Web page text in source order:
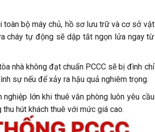
toàn bộ máy chủ, hồ sơ lưu trữ và cơ sở vật
cháy tự động sẽ dập tắt ngọn lửa ngay từ
nhà không đạt chuẩn PCCC sẽ bị đình chỉ
sự nếu để xảy ra hậu quả nghiêm trọng.
lớn khi thuê văn phòng luôn yêu cầu
hút khách thuê với mức giá cao.